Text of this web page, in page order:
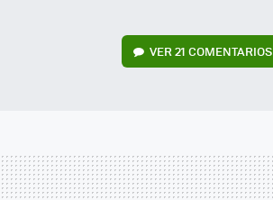
VER21 COMENTARIOS